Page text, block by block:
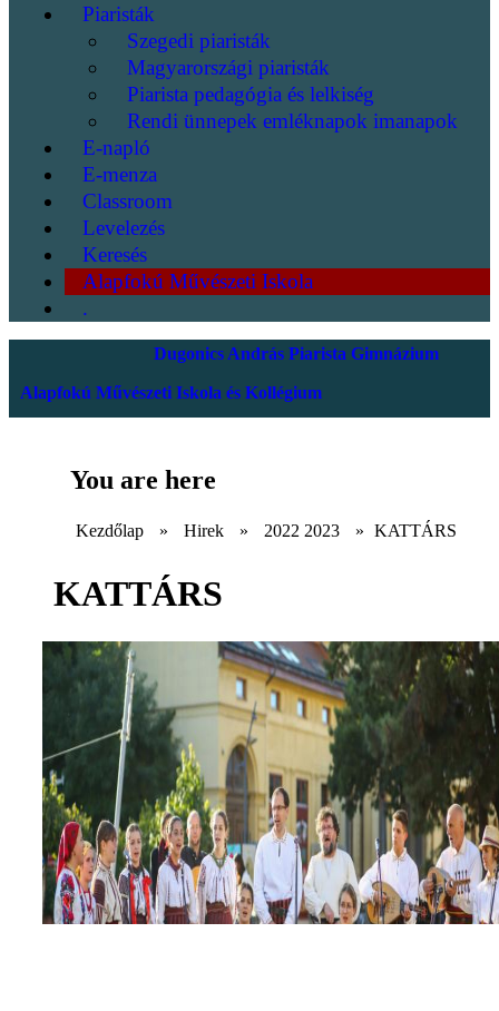
Piaristák
Szegedi piaristák
Magyarországi piaristák
Piarista pedagógia és lelkiség
Rendi ünnepek emléknapok imanapok
E-napló
E-menza
Classroom
Levelezés
Keresés
Alapfokú Művészeti Iskola
.
Dugonics András Piarista Gimnázium
Alapfokú Művészeti Iskola és Kollégium
You are here
Kezdőlap » Hirek » 2022 2023 » KATTÁRS
KATTÁRS